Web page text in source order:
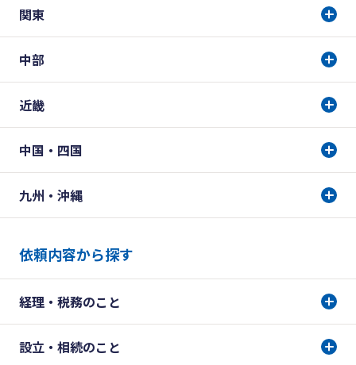
関東
中部
近畿
中国・四国
九州・沖縄
依頼内容から探す
経理・税務のこと
設立・相続のこと